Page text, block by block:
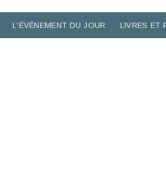
L'ÉVÉNEMENT DU JOUR LIVRES ET